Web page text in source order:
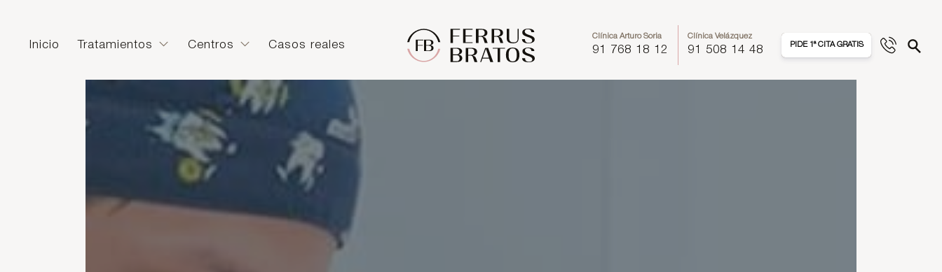
Inicio Tratamientos Centros Casos reales
Clínica Arturo Soria
91 768 18 12
Clínica Velázquez
91 508 14 48 PIDE 1ª CITA GRATIS